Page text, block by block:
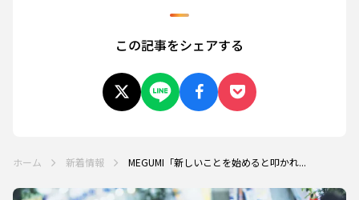
この記事をシェアする
ホーム 新着情報 MEGUMI「新しいことを始めると叩かれ...